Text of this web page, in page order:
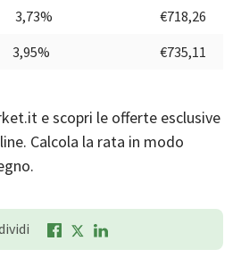
3,73%
€718,26
3,95% €735,11
e scopri le offerte esclusive
Calcola la rata in modo